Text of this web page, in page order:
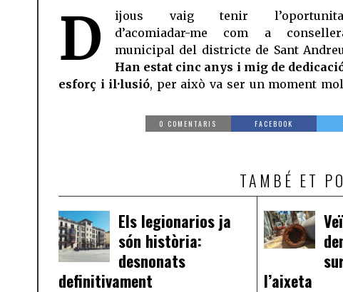
D
ijous vaig tenir
d’acomiadar-me com a
municipal del districte de Sant
Han estat cinc anys i mig de
esforç i il·lusió, per això va ser un moment
0 COMENTARIS FACEBOOK
TAMBÉ ET
Els legionarios ja
són història:
desnonats
definitivament
l’aixeta